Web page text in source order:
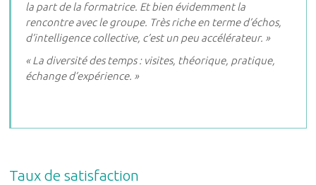
la part de la formatrice. Et bien évidemment la
rencontre avec le groupe. Très riche en terme d’échos,
d’intelligence collective, c’est un peu accélérateur. »
« La diversité des temps : visites, théorique, pratique,
échange d’expérience. »
Taux de satisfaction